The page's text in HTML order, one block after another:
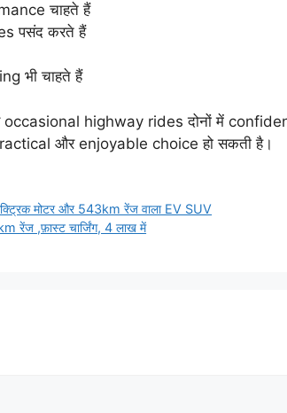
चाहते हैं
पसंद करते हैं
भी चाहते हैं
highway rides दोनों में
और enjoyable choice हो सकती है।
मोटर और 543km रेंज वाला EV SUV
रेंज ,फ़ास्ट चार्जिंग, 4 लाख में